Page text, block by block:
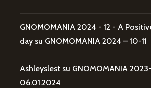
GNOMOMANIA 2024 - 12 - A
day su GNOMOMANIA 2024 – 10-11
Ashleyslest su GNOMOMANIA
06.01.2024